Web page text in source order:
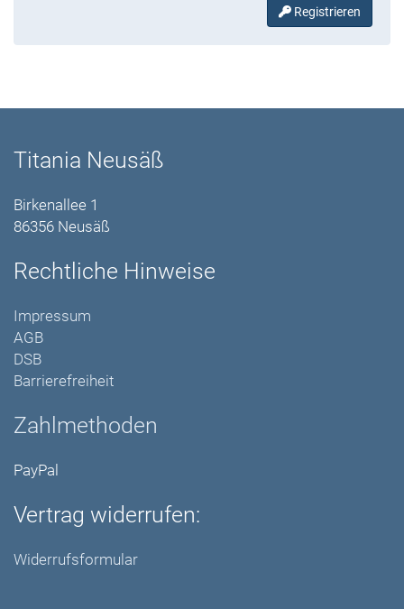
Registrieren
Titania Neusäß
Birkenallee 1
86356 Neusäß
Rechtliche Hinweise
Impressum
AGB
DSB
Barrierefreiheit
Zahlmethoden
PayPal
Vertrag widerrufen:
Widerrufsformular